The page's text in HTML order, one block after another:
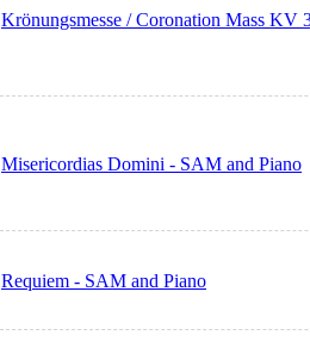
Krönungsmesse / Coronation Mass KV
Misericordias Domini - SAM and Piano
Requiem - SAM and Piano